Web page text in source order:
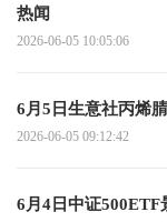
热闻
2026-06-05 10:05:06
6月5日生意社丙烯
2026-06-05 09:12:42
6月4日中证500ETF